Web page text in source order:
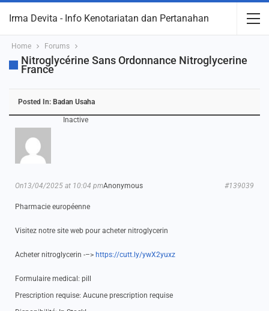
Irma Devita - Info Kenotariatan dan Pertanahan
Home Forums
Nitroglycérine Sans Ordonnance Nitroglycerine
France
Posted In: Badan Usaha
Inactive
Anonymous
On13/04/2025 at 10:04 pm #139039
Pharmacie européenne
Visitez notre site web pour acheter nitroglycerin
Acheter nitroglycerin -–> https://cutt.ly/ywX2yuxz
Formulaire medical: pill
Prescription requise: Aucune prescription requise